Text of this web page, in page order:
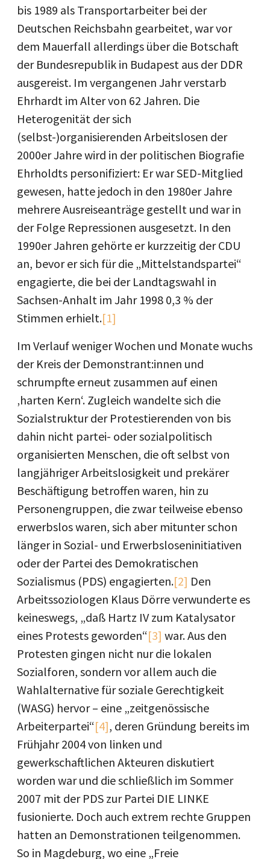
bis 1989 als Transportarbeiter bei der
Deutschen Reichsbahn gearbeitet, war vor
dem Mauerfall allerdings über die Botschaft
der Bundesrepublik in Budapest aus der DDR
ausgereist. Im vergangenen Jahr verstarb
Ehrhardt im Alter von 62 Jahren. Die
Heterogenität der sich
(selbst-)organisierenden Arbeitslosen der
2000er Jahre wird in der politischen Biografie
Ehrholdts personifiziert: Er war SED-Mitglied
gewesen, hatte jedoch in den 1980er Jahre
mehrere Ausreiseanträge gestellt und war in
der Folge Repressionen ausgesetzt. In den
1990er Jahren gehörte er kurzzeitig der CDU
an, bevor er sich für die „Mittelstandspartei“
engagierte, die bei der Landtagswahl in
Sachsen-Anhalt im Jahr 1998 0,3 % der
Stimmen erhielt.[1]
Im Verlauf weniger Wochen und Monate wuchs
der Kreis der Demonstrant:innen und
schrumpfte erneut zusammen auf einen
‚harten Kern‘. Zugleich wandelte sich die
Sozialstruktur der Protestierenden von bis
dahin nicht partei- oder sozialpolitisch
organisierten Menschen, die oft selbst von
langjähriger Arbeitslosigkeit und prekärer
Beschäftigung betroffen waren, hin zu
Personengruppen, die zwar teilweise ebenso
erwerbslos waren, sich aber mitunter schon
länger in Sozial- und Erwerbsloseninitiativen
oder der Partei des Demokratischen
Sozialismus (PDS) engagierten.[2] Den
Arbeitssoziologen Klaus Dörre verwunderte es
keineswegs, „daß Hartz IV zum Katalysator
eines Protests geworden“[3] war. Aus den
Protesten gingen nicht nur die lokalen
Sozialforen, sondern vor allem auch die
Wahlalternative für soziale Gerechtigkeit
(WASG) hervor – eine „zeitgenössische
Arbeiterpartei“[4], deren Gründung bereits im
Frühjahr 2004 von linken und
gewerkschaftlichen Akteuren diskutiert
worden war und die schließlich im Sommer
2007 mit der PDS zur Partei DIE LINKE
fusionierte. Doch auch extrem rechte Gruppen
hatten an Demonstrationen teilgenommen.
So in Magdeburg, wo eine „Freie